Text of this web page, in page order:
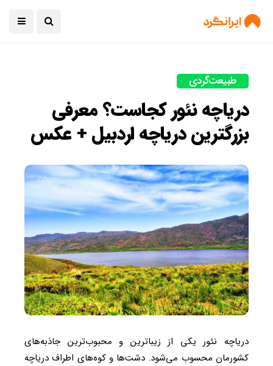
طبیعت‌گردی
دریاچه نئور کجاست؟ معرفی
بزرگترین دریاچه اردبیل + عکس
دریاچه نئور یکی از زیباترین و محبوب‌ترین جاذبه‌های
کشورمان محسوب می‌شود. دشت‌ها و کوه‌های اطراف دریاچه